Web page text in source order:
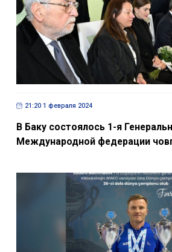
21:20 1 февраля 2024
В Баку состоялось 1-я
Международной федерации